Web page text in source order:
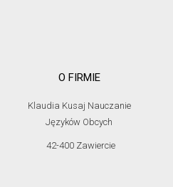
O FIRMIE
Klaudia Kusaj Nauczanie
Języków Obcych
42-400 Zawiercie